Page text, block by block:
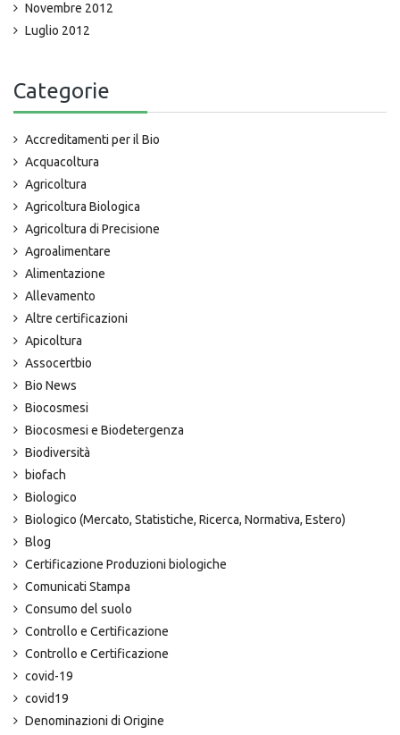
Novembre 2012
Luglio 2012
Categorie
Accreditamenti per il Bio
Acquacoltura
Agricoltura
Agricoltura Biologica
Agricoltura di Precisione
Agroalimentare
Alimentazione
Allevamento
Altre certificazioni
Apicoltura
Assocertbio
Bio News
Biocosmesi
Biocosmesi e Biodetergenza
Biodiversità
biofach
Biologico
Biologico (Mercato, Statistiche, Ricerca, Normativa, Estero)
Blog
Certificazione Produzioni biologiche
Comunicati Stampa
Consumo del suolo
Controllo e Certificazione
Controllo e Certificazione
covid-19
covid19
Denominazioni di Origine